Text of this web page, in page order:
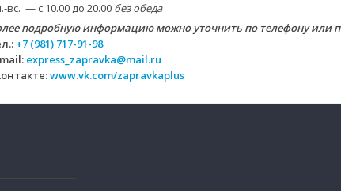
вс. — с 10.00 до 20.00 без обеда
подробную информацию можно уточнить по телефону или
+7 (981) 717-91-98
express_zapravka@mail.ru
www.vk.com/zapravkaplus